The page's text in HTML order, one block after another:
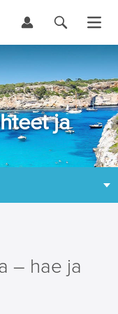
ja
– hae ja